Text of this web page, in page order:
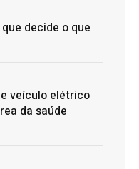
decide o que
veículo elétrico
da saúde